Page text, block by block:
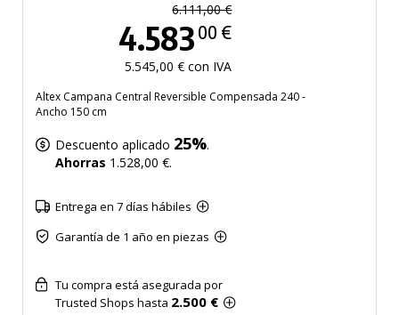
6.111,00 €
4.583 00 €
5.545,00 € con IVA
Altex Campana Central Reversible Compensada 240 -
Ancho 150 cm
Descuento aplicado 25%.
Ahorras 1.528,00 €.
Entrega en 7 días hábiles
Garantía de 1 año en piezas
Tu compra está asegurada por
Trusted Shops hasta 2.500 €